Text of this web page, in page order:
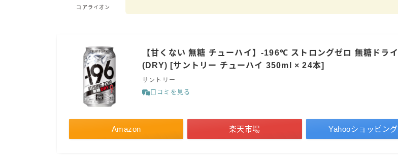
極上フルーツサワー
すみか
檸檬堂
オリオンビール
コアライオン
【甘くない 無糖 チューハイ】-196℃ ストロングゼロ 無糖ドライ
(DRY) [サントリー チューハイ 350ml × 24本]
サントリー
口コミを見る
Amazon 楽天市場 Yahooショッピング